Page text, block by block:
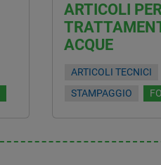
ARTICOLI
ACQUE
ARTICOLI TECNICI
STAMPAGGIO